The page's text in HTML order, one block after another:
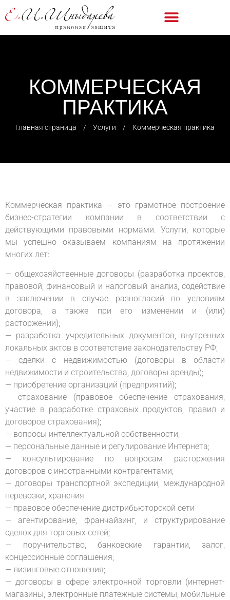
КОММЕРЧЕСКАЯ
ПРАКТИКА
Главная страница ⠀/⠀ Услуги ⠀/⠀ Коммерческая практика
Коммерческая практика — это грамотное построение
бизнес-стратегии компании в соответствии с
действующими правовыми нормами. Услуги, которые
мы успешно оказываем компаниям на протяжении
многих лет:
— общехозяйственные договоры (разработка проектов,
правовой, финансовый и налоговый анализ, содействие
в заключении в случае разногласий по условиям
договора, а также при его изменении и (или)
расторжении);
— разработка учредительных документов, внутренних
локальных актов в соответствие законодательству РФ;
— сделки с недвижимостью (договоры в области
недвижимости и строительства, договоры аренды);
— приобретение организаций (предприятий);
— страхование (правовое обеспечение страхования,
участие в разработке страховых продуктов, правил и
договоров страхования);
— вопросы интеллектуальной собственности;
— персональные данные и регулирование Интернета;
— консультирование по вопросам расторжения
договоров с иностранными контрагентами;
— договоры транспортной экспедиции, международной
перевозки, хранения
— правовое обеспечение дистрибьюторской сети
— агентирование, франчайзинг, и структурирование
сделок для торговых сетей;
— поручительство, банковские гарантии, залог,
концессионные соглашения;
— лизинговые отношения;
— договоры в сфере электронной торговли (интернет-
магазины, электронные платежные системы, мобильные